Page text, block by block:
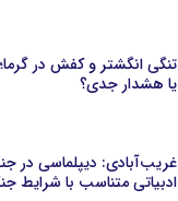
تنگی انگشتر و کفش در
یا هشدار جدی؟
غریب‌آبادی: دیپلماسی در جنگ
ادبیاتی متناسب با شرایط